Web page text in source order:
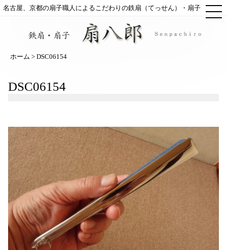
名古屋、京都の扇子職人によるこだわりの鉄扇（てっせん）・扇子
ホーム > DSC06154
DSC06154